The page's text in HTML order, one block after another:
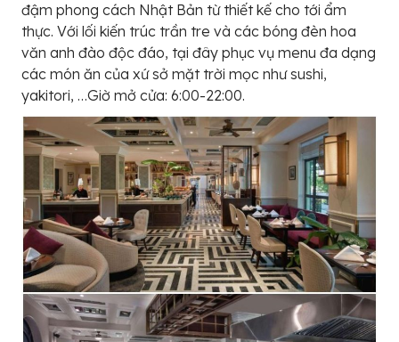
đậm phong cách Nhật Bản từ thiết kế cho tới ẩm
thực. Với lối kiến trúc trần tre và các bóng đèn hoa
văn anh đào độc đáo, tại đây phục vụ menu đa dạng
các món ăn của xứ sở mặt trời mọc như sushi,
yakitori, …Giờ mở cửa: 6:00-22:00.